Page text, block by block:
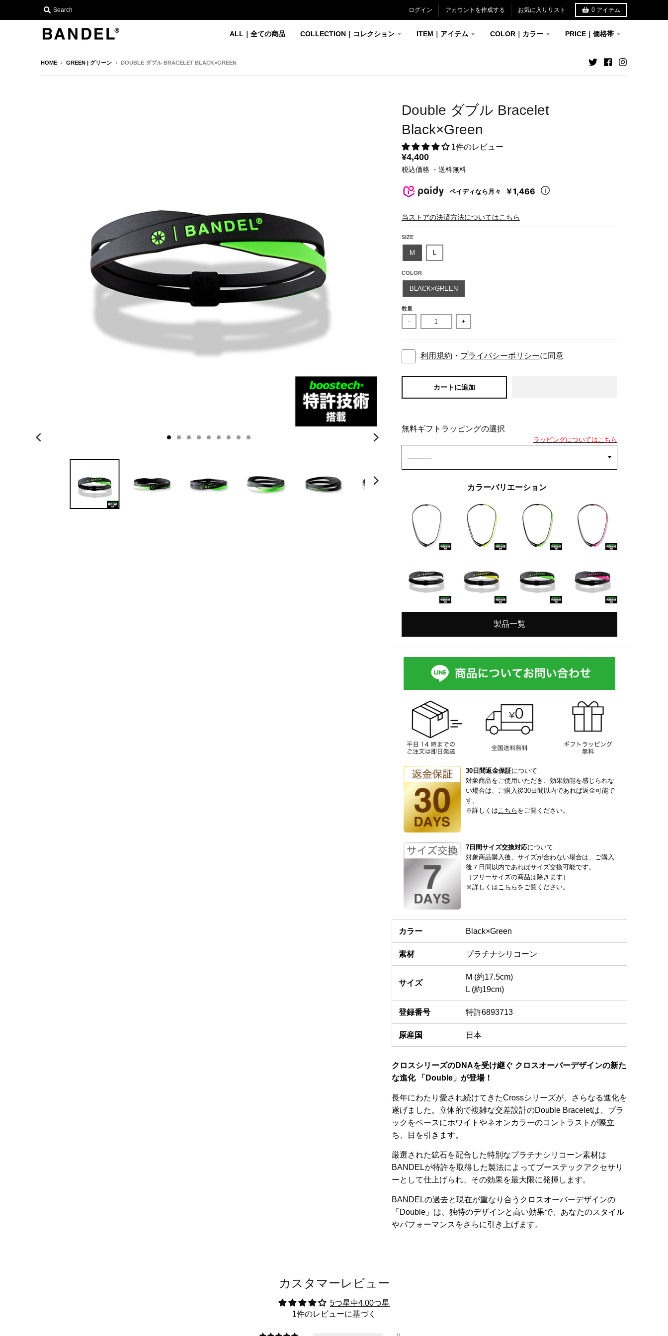
Search ログイン アカウントを作成する お気に入りリスト 0 アイテム
ALL｜全ての商品 COLLECTION｜コレクション ITEM｜アイテム COLOR｜カラー PRICE｜価格帯
HOME › GREEN | グリーン › DOUBLE ダブル BRACELET BLACK×GREEN
Double ダブル Bracelet
Black×Green
1件のレビュー
¥4,400
税込価格 ・送料無料
ペイディなら月々 ￥1,466
当ストアの決済方法についてはこちら
SIZE
M L
COLOR
BLACK×GREEN
数量
- +
利用規約 ・ プライバシーポリシーに同意
カートに追加
無料ギフトラッピングの選択
ラッピングについてはこちら
カラーバリエーション
製品一覧
30日間返金保証について
対象商品をご使用いただき、効果効能を感じられな
い場合は、ご購入後30日間以内であれば返金可能で
す。
※詳しくは こちら をご覧ください。
7日間サイズ交換対応について
対象商品購入後、サイズが合わない場合は、ご購入
後７日間以内であればサイズ交換可能です。
（フリーサイズの商品は除きます）
※詳しくはこちら をご覧ください。
カラー Black×Green
素材 プラチナシリコーン
サイズ
M (約17.5cm)
L (約19cm)
登録番号 特許6893713
原産国 日本
クロスシリーズのDNAを受け継ぐ クロスオーバーデザインの新た
な進化 「Double」が登場！
長年にわたり愛され続けてきたCrossシリーズが、さらなる進化を
遂げました。立体的で複雑な交差設計のDouble Braceletは、ブラ
ックをベースにホワイトやネオンカラーのコントラストが際立
ち、目を引きます。
厳選された鉱石を配合した特別なプラチナシリコーン素材は
BANDELが特許を取得した製法によってブーステックアクセサリ
ーとして仕上げられ、その効果を最大限に発揮します。
BANDELの過去と現在が重なり合うクロスオーバーデザインの
「Double」は、独特のデザインと高い効果で、あなたのスタイル
やパフォーマンスをさらに引き上げます。
カスタマーレビュー
5つ星中4.00つ星
1件のレビューに基づく